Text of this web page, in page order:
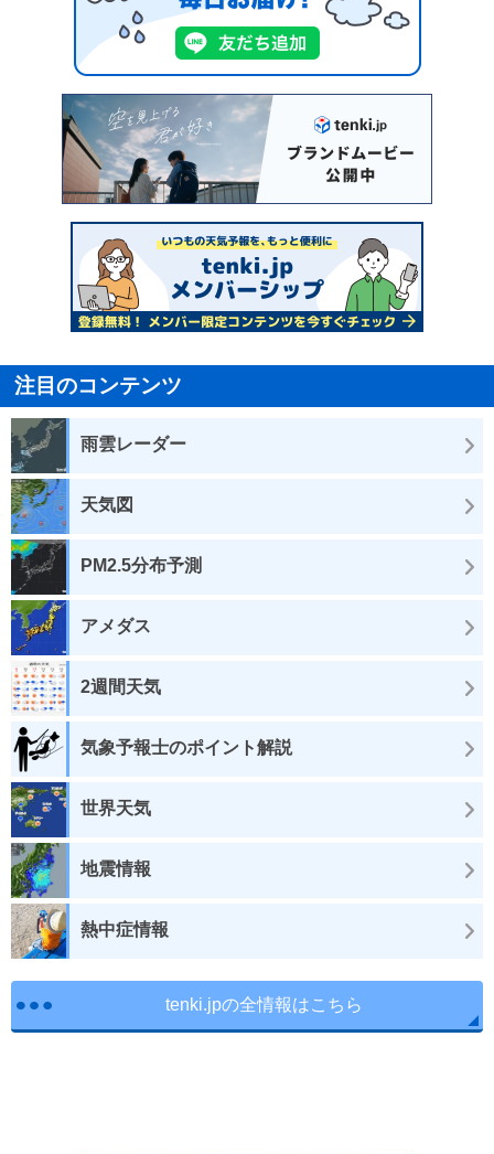
注目のコンテンツ
雨雲レーダー
天気図
PM2.5分布予測
アメダス
2週間天気
気象予報士のポイント解説
世界天気
地震情報
熱中症情報
tenki.jpの全情報はこちら